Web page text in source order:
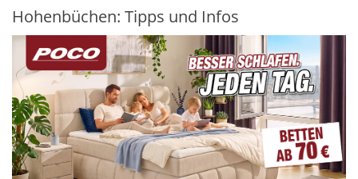
Hohenbüchen: Tipps und Infos